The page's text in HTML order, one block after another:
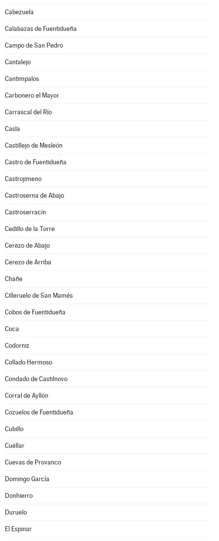
Cabezuela
Calabazas de Fuentidueña
Campo de San Pedro
Cantalejo
Cantimpalos
Carbonero el Mayor
Carrascal del Río
Casla
Castillejo de Mesleón
Castro de Fuentidueña
Castrojimeno
Castroserna de Abajo
Castroserracín
Cedillo de la Torre
Cerezo de Abajo
Cerezo de Arriba
Chañe
Cilleruelo de San Mamés
Cobos de Fuentidueña
Coca
Codorniz
Collado Hermoso
Condado de Castilnovo
Corral de Ayllón
Cozuelos de Fuentidueña
Cubillo
Cuéllar
Cuevas de Provanco
Domingo García
Donhierro
Duruelo
El Espinar